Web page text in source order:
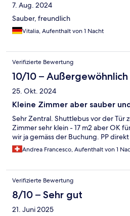
7. Aug. 2024
Sauber, freundlich
Vitalia, Aufenthalt von 1 Nacht
Verifizierte Bewertung
10/10 – Außergewöhnlich
25. Okt. 2024
Kleine Zimmer aber sauber
Sehr Zentral. Shuttlebus vor der Tür
Zimmer sehr klein - 17 m2 aber OK
wir ja gemäss der Buchung. PP
Andrea Francesco, Aufenthalt von 1
Verifizierte Bewertung
8/10 – Sehr gut
21. Juni 2025